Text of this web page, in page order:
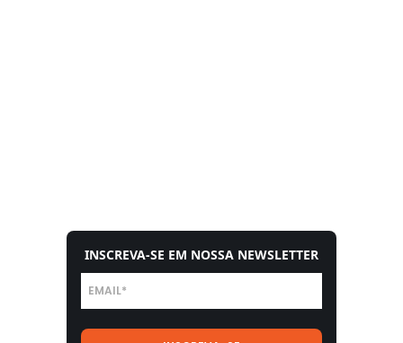
INSCREVA-SE EM NOSSA NEWSLETTER